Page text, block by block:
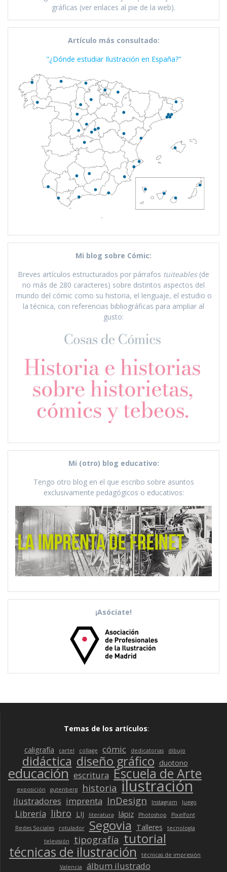
gráficas (ver enlaces al pie de la web).
Artículo más consultado:
"¿Dónde estudiar Ilustración en España?"
Mi blog sobre Cómic:
Breves artículos estructurados por párrafos tuiteables(de
no más de 280 caracteres) sobre distintos aspectos del
mundo del cómic como su historia, el lenguaje, el estudio o
la técnica, con referencias bibliográficas para ampliar al
gusto:
Mi (otro) blog educativo:
Tengo otro blog en el que escribo sobre asuntos
exclusivamente pedagógicos o educativos:
¡Asóciate!
Temas de los artículos:
caligrafía cartel collage cómic dedicatorias dibujo
didáctica diseño gráfico duotono
educación escritura Escuela de Arte
exposición gutenberg historia ilustración
ilustradores imprenta InDesign Instagram Juego
Librería libro LIJ literatura lápiz Photoshop
Pixelfont
Redes Sociales
rotulador Segovia Talleres
tecnología
televisión
tipografía tutorial
técnicas de ilustración
técnicas de impresión
Valencia
álbum ilustrado